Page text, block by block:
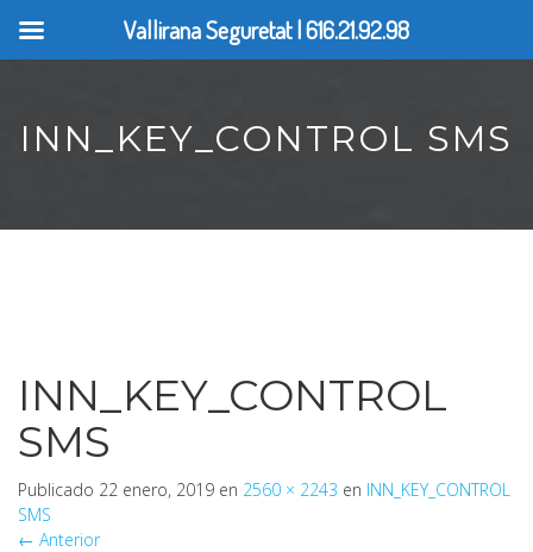
INN_KEY_CONTROL SMS
INN_KEY_CONTROL
SMS
Publicado 22 enero, 2019 en 2560 × 2243 en INN_KEY_CONTROL
SMS
← Anterior
Vallirana Seguretat | 616.21.92.98